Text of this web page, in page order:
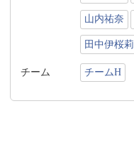
山内祐奈
田中伊桜莉
チーム チームH